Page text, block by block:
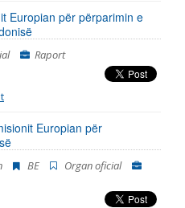
Europian për përparimin e
Raport
Europian për
BE
Organ oficial